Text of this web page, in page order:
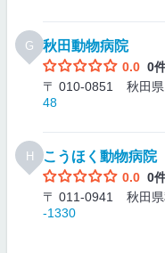
G 秋田動物病院
0.0 0
〒 010-0851 秋田
48
H こうほく動物病院
0.0 0
〒 011-0941 秋田
-1330